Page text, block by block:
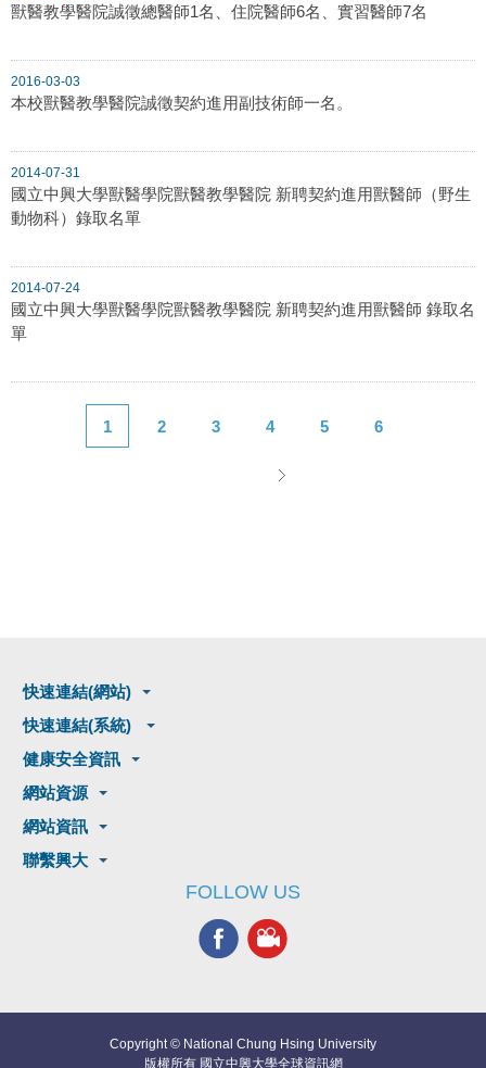
獸醫教學醫院誠徵總醫師1名、住院醫師6名、實習醫師7名
2016-03-03
本校獸醫教學醫院誠徵契約進用副技術師一名。
2014-07-31
國立中興大學獸醫學院獸醫教學醫院 新聘契約進用獸醫師（野生
動物科）錄取名單
2014-07-24
國立中興大學獸醫學院獸醫教學醫院 新聘契約進用獸醫師 錄取名
單
1 2 3 4 5 6
快速連結(網站)
快速連結(系統)
健康安全資訊
網站資源
網站資訊
聯繫興大
FOLLOW US
Copyright © National Chung Hsing University
版權所有 國立中興大學全球資訊網